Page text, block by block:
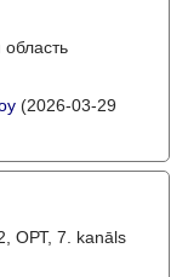
(2026-03-29
ОРТ, 7. kanāls